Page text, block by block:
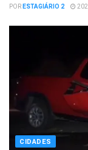
PORESTAGIÁRIO 2
CIDADES